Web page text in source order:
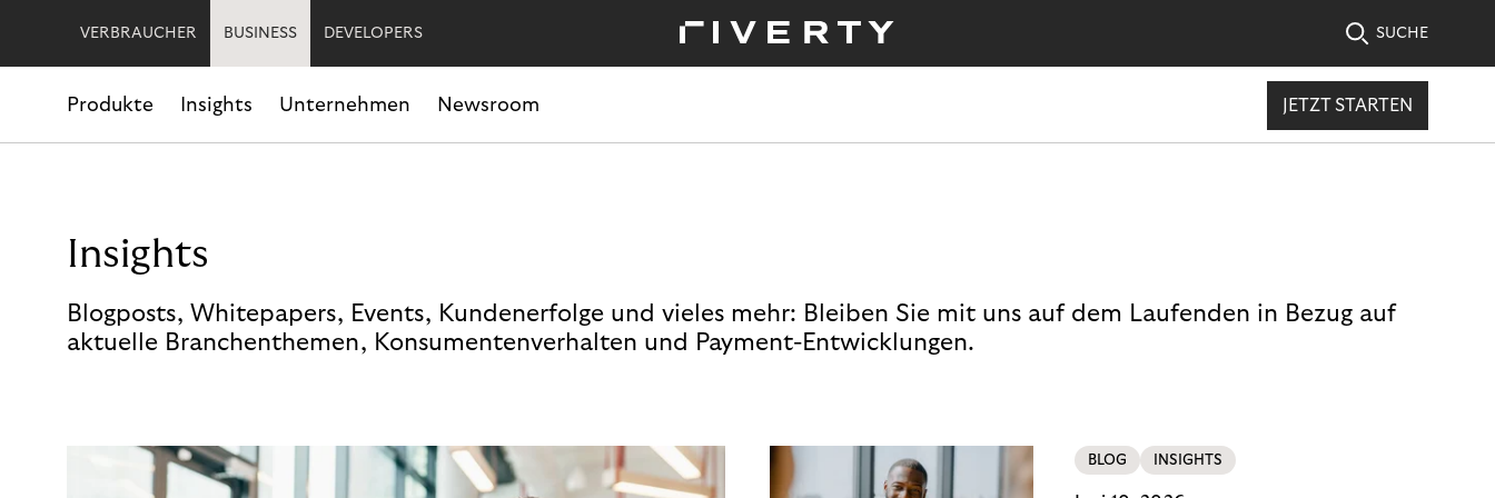
VERBRAUCHER BUSINESS DEVELOPERS SUCHE
Produkte Insights Unternehmen Newsroom JETZT STARTEN
Insights
Blogposts, Whitepapers, Events, Kundenerfolge und vieles mehr: Bleiben Sie mit uns auf dem Laufenden in Bezug auf
aktuelle Branchenthemen, Konsumentenverhalten und Payment-Entwicklungen.
BLOG INSIGHTS